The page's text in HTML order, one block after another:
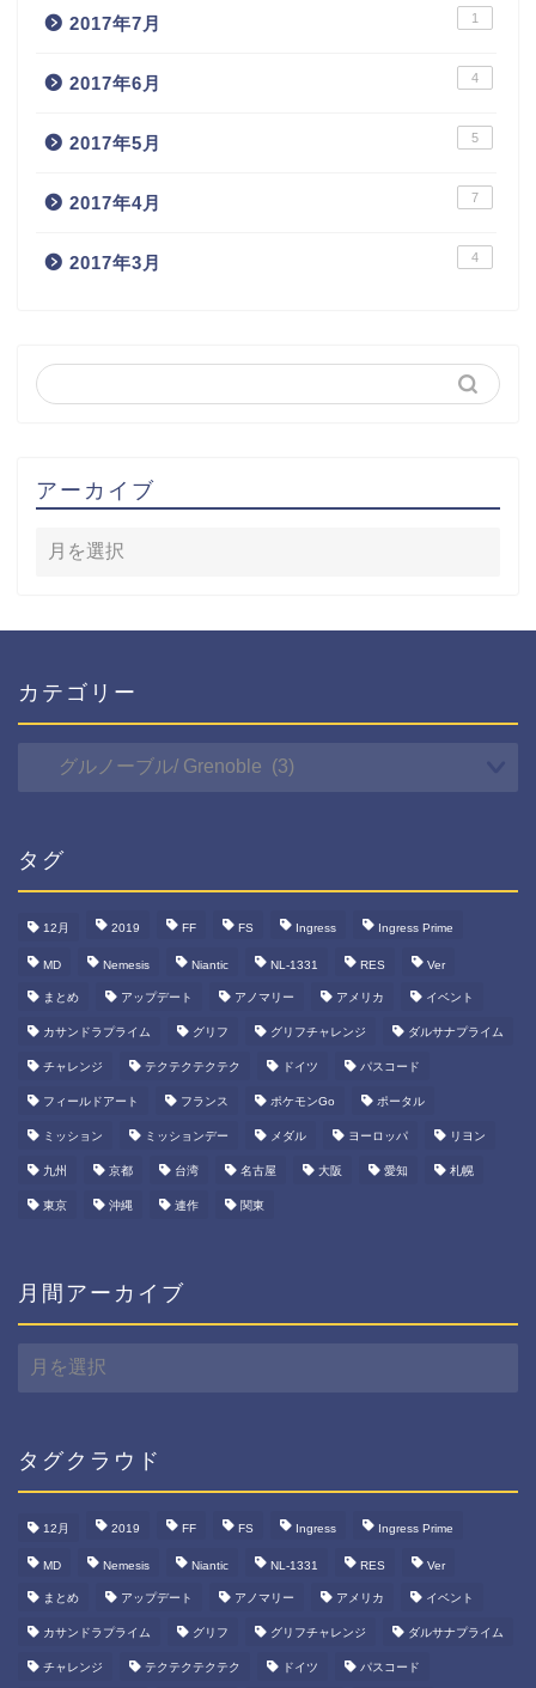
2017年7月 1
2017年6月 4
2017年5月 5
2017年4月 7
2017年3月 4
アーカイブ
カテゴリー
ー
タグ
12月 2019 FF FS Ingress Ingress Prime
MD Nemesis Niantic NL-1331 RES Ver
まとめ アップデート アノマリー アメリカ イベント
カサンドラプライム グリフ グリフチャレンジ ダルサナプライム
チャレンジ テクテクテクテク ドイツ パスコード
フィールドアート フランス ポケモンGo ポータル
ミッション ミッションデー メダル ヨーロッパ リヨン
九州 京都 台湾 名古屋 大阪 愛知 札幌
東京 沖縄 連作 関東
月間アーカイブ
間
カ
タグクラウド
12月 2019 FF FS Ingress Ingress Prime
MD Nemesis Niantic NL-1331 RES Ver
まとめ アップデート アノマリー アメリカ イベント
カサンドラプライム グリフ グリフチャレンジ ダルサナプライム
チャレンジ テクテクテクテク ドイツ パスコード